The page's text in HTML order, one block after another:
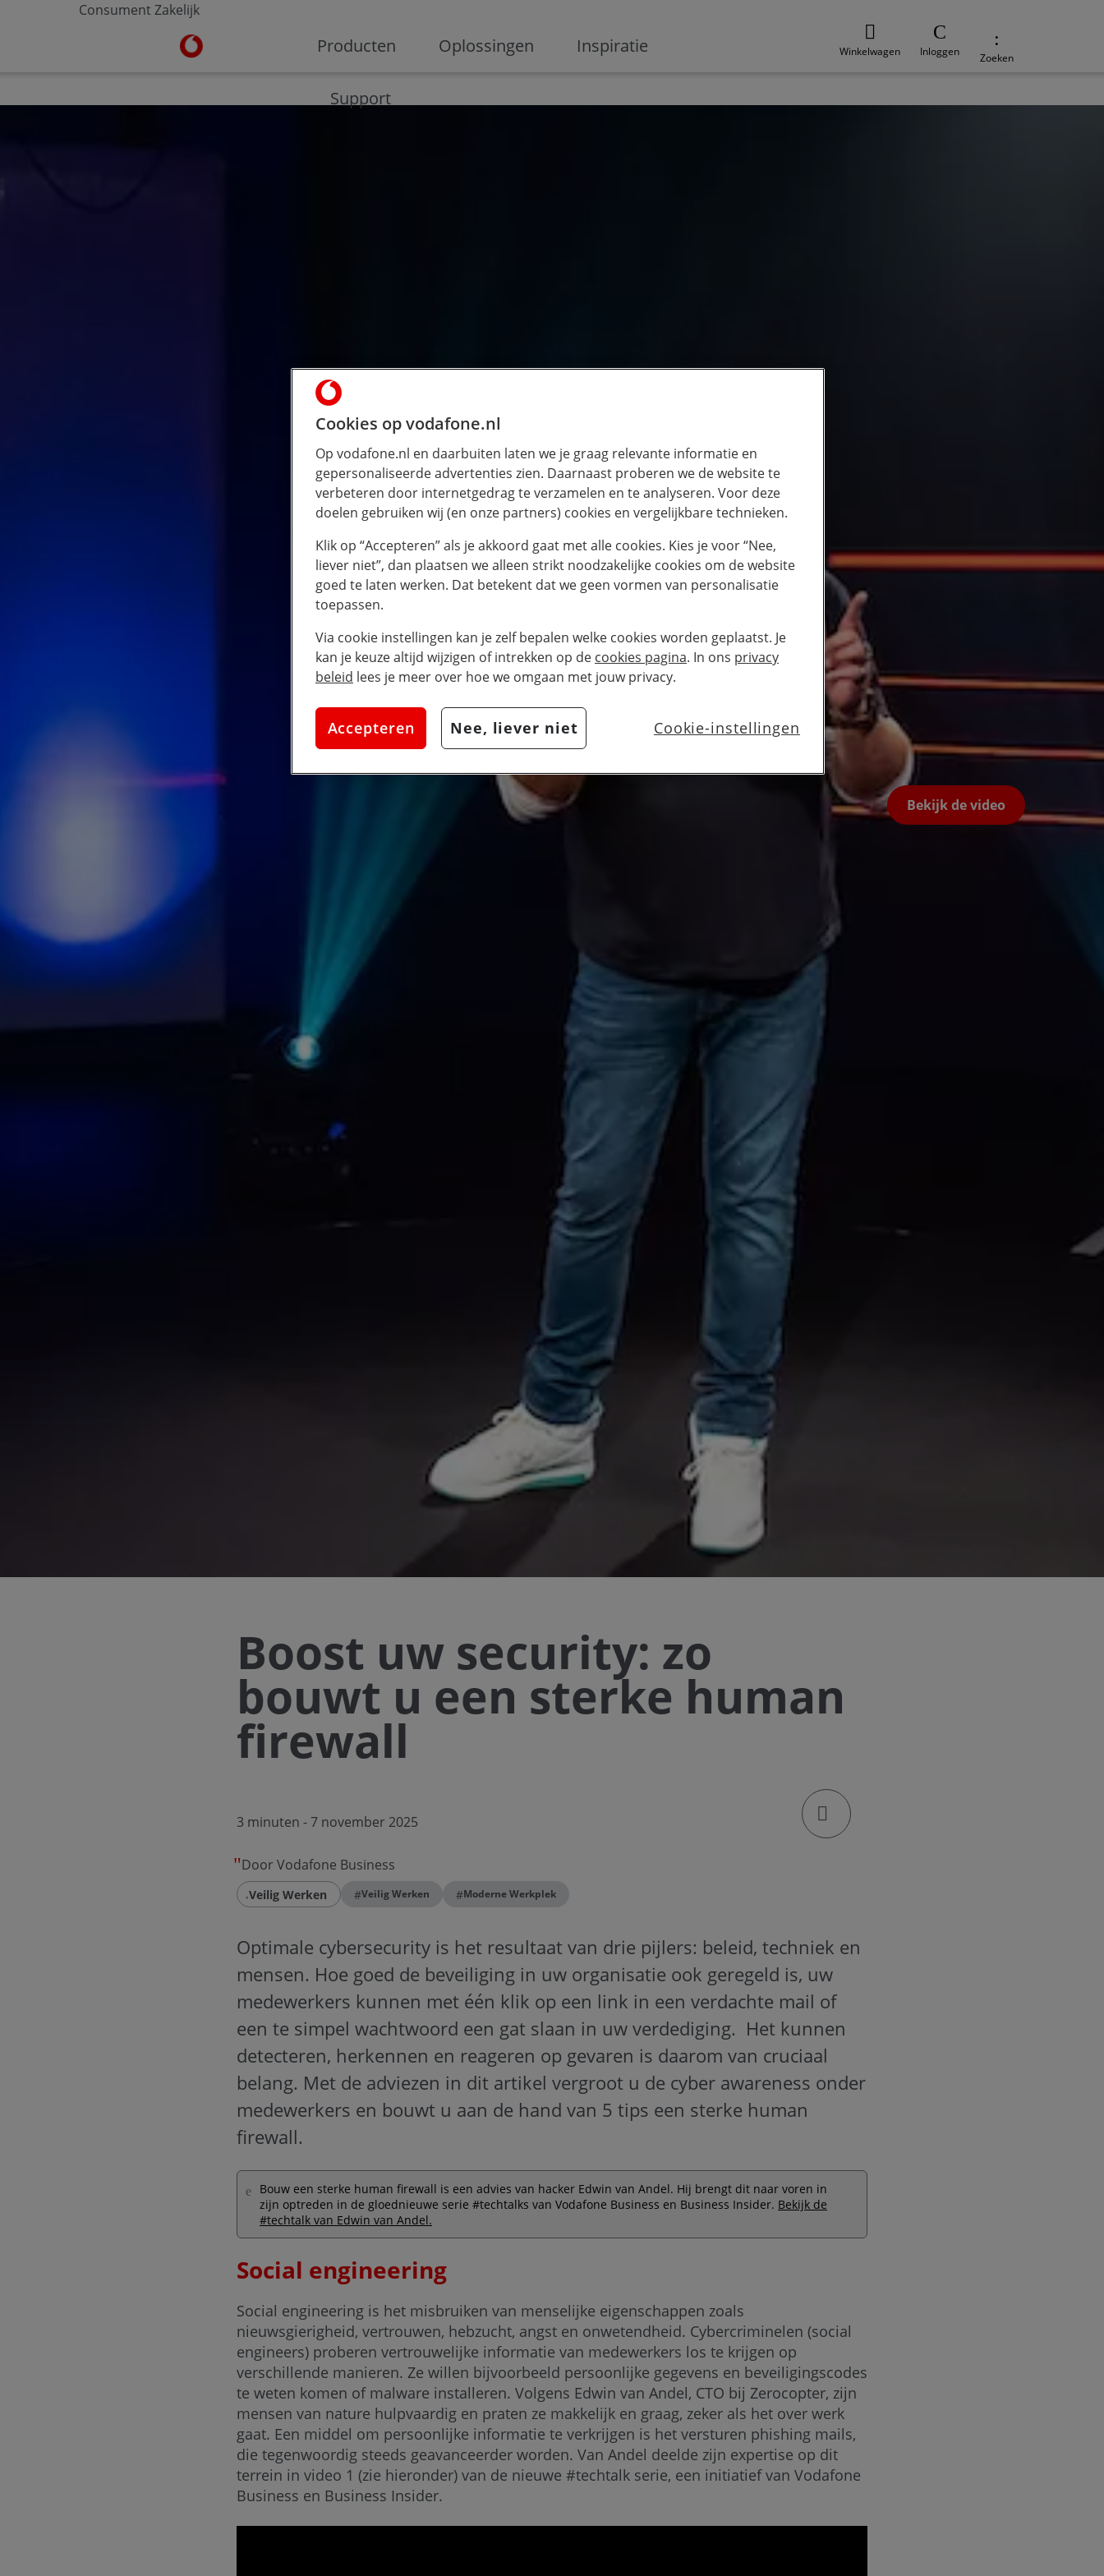
Consument Zakelijk
Ga naar de Vodafone homepage
Producten Oplossingen Inspiratie
Support
Winkelwagen Inloggen Zoeken
Bekijk de video
Boost uw security: zo
bouwt u een sterke human
firewall
3 minuten - 7 november 2025
klik om de deellinks te openen
Door Vodafone Business
Veilig Werken #Veilig Werken #Moderne Werkplek
Optimale cybersecurity is het resultaat van drie pijlers: beleid, techniek en
mensen. Hoe goed de beveiliging in uw organisatie ook geregeld is, uw
medewerkers kunnen met één klik op een link in een verdachte mail of
een te simpel wachtwoord een gat slaan in uw verdediging. Het kunnen
detecteren, herkennen en reageren op gevaren is daarom van cruciaal
belang. Met de adviezen in dit artikel vergroot u de cyber awareness onder
medewerkers en bouwt u aan de hand van 5 tips een sterke human
firewall.
Bouw een sterke human firewall is een advies van hacker Edwin van Andel. Hij brengt dit naar voren in
zijn optreden in de gloednieuwe serie #techtalks van Vodafone Business en Business Insider. Bekijk de
#techtalk van Edwin van Andel.
Social engineering
Social engineering is het misbruiken van menselijke eigenschappen zoals
nieuwsgierigheid, vertrouwen, hebzucht, angst en onwetendheid. Cybercriminelen (social
engineers) proberen vertrouwelijke informatie van medewerkers los te krijgen op
verschillende manieren. Ze willen bijvoorbeeld persoonlijke gegevens en beveiligingscodes
te weten komen of malware installeren. Volgens Edwin van Andel, CTO bij Zerocopter, zijn
mensen van nature hulpvaardig en praten ze makkelijk en graag, zeker als het over werk
gaat. Een middel om persoonlijke informatie te verkrijgen is het versturen phishing mails,
die tegenwoordig steeds geavanceerder worden. Van Andel deelde zijn expertise op dit
terrein in video 1 (zie hieronder) van de nieuwe #techtalk serie, een initiatief van Vodafone
Business en Business Insider.
Cookies op vodafone.nl
Op vodafone.nl en daarbuiten laten we je graag relevante informatie en
gepersonaliseerde advertenties zien. Daarnaast proberen we de website te
verbeteren door internetgedrag te verzamelen en te analyseren. Voor deze
doelen gebruiken wij (en onze partners) cookies en vergelijkbare technieken.
Klik op “Accepteren” als je akkoord gaat met alle cookies. Kies je voor “Nee,
liever niet”, dan plaatsen we alleen strikt noodzakelijke cookies om de website
goed te laten werken. Dat betekent dat we geen vormen van personalisatie
toepassen.
Via cookie instellingen kan je zelf bepalen welke cookies worden geplaatst. Je
kan je keuze altijd wijzigen of intrekken op de cookies pagina. In ons privacy
beleid lees je meer over hoe we omgaan met jouw privacy.
Accepteren Nee, liever niet Cookie-instellingen